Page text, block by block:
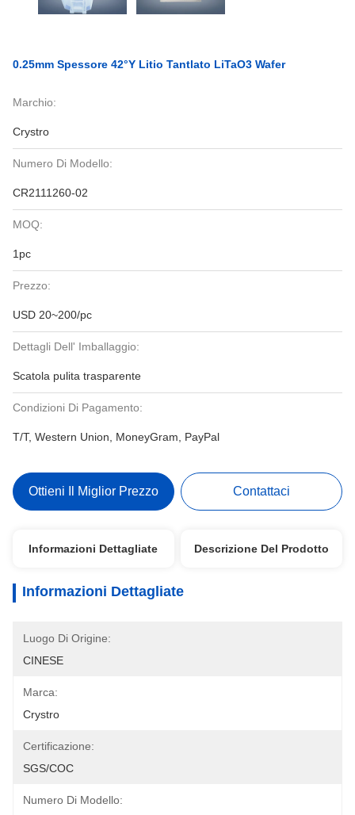
0.25mm Spessore 42°Y Litio Tantlato LiTaO3 Wafer
Marchio:
Crystro
Numero Di Modello:
CR2111260-02
MOQ:
1pc
Prezzo:
USD 20~200/pc
Dettagli Dell' Imballaggio:
Scatola pulita trasparente
Condizioni Di Pagamento:
T/T, Western Union, MoneyGram, PayPal
Ottieni Il Miglior Prezzo Contattaci
Informazioni Dettagliate Descrizione Del Prodotto
Informazioni Dettagliate
Luogo Di Origine:
CINESE
Marca:
Crystro
Certificazione:
SGS/COC
Numero Di Modello: